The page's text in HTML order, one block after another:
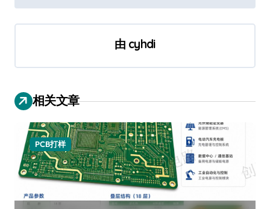
导
航
由 cyhdi
相关文章
PCB打样